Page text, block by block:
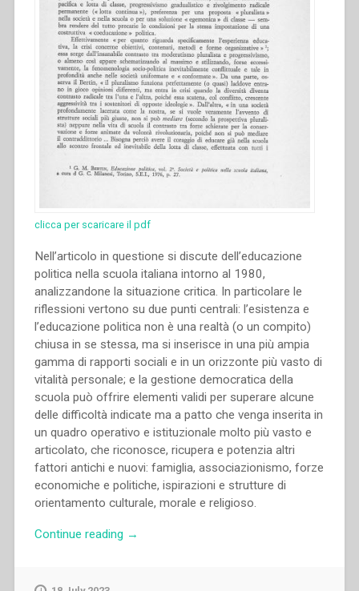
clicca per scaricare il pdf
Nell’articolo in questione si discute dell’educazione
politica nella scuola italiana intorno al 1980,
analizzandone la situazione critica. In particolare le
riflessioni vertono su due punti centrali: l’esistenza e
l’educazione politica non è una realtà (o un compito)
chiusa in se stessa, ma si inserisce in una più ampia
gamma di rapporti sociali e in un orizzonte più vasto di
vitalità personale; e la gestione democratica della
scuola può offrire elementi validi per superare alcune
delle difficoltà indicate ma a patto che venga inserita in
un quadro operativo e istituzionale molto più vasto e
articolato, che riconosce, ricupera e potenzia altri
fattori antichi e nuovi: famiglia, associazionismo, forze
economiche e politiche, ispirazioni e strutture di
orientamento culturale, morale e religioso.
Continue reading “Pietro
→